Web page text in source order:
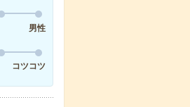
男性
コツコツ